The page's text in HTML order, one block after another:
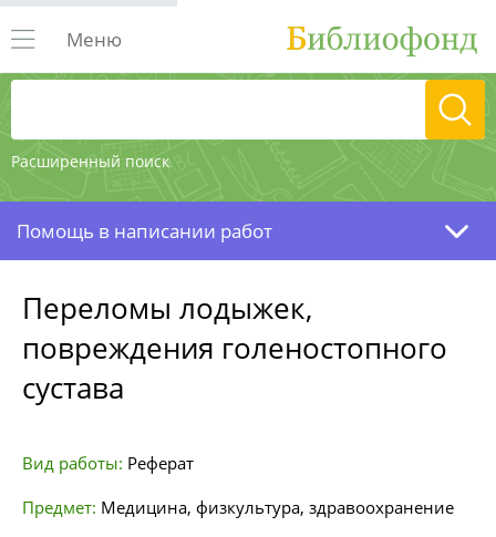
Расширенный поиск
Меню
Помощь в написании работ
Переломы лодыжек,
повреждения голеностопного
сустава
Вид работы: Реферат
Предмет: Медицина, физкультура, здравоохранение